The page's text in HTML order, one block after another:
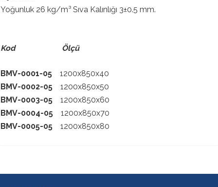
Yoğunluk 26 kg/m³ Sıva Kalınlığı 3±0.5 mm.
Kod Ölçü
BMV-0001-05
1200x850x40
BMV-0002-05
1200x850x50
BMV-0003-05
1200x850x60
BMV-0004-05
1200x850x70
BMV-0005-05
1200x850x80